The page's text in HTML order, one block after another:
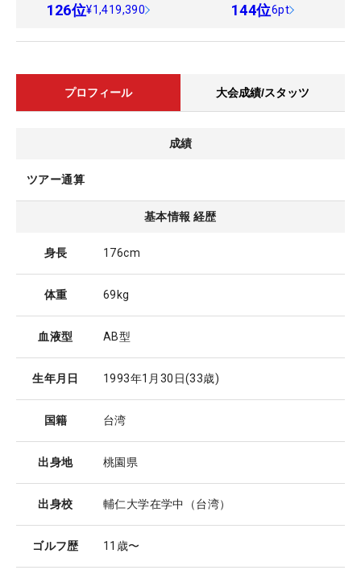
126位¥1,419,390 144位6pt
プロフィール 大会成績/スタッツ
成績
ツアー通算
基本情報 経歴
身長 176cm
体重 69kg
血液型 AB型
生年月日 1993年1月30日(33歳)
国籍 台湾
出身地 桃園県
出身校 輔仁大学在学中（台湾）
ゴルフ歴 11歳〜